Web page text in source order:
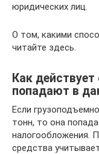
юридических лиц.
О том, какими
читайте здесь.
Как
попадают в
Если
тонн, то она
налогообложения.
средства